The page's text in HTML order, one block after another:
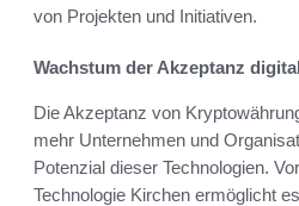
von Projekten und Initiativen.
Wachstum der Akzeptanz
Die Akzeptanz von
mehr Unternehmen und
Potenzial dieser Technologien.
Technologie Kirchen ermöglicht